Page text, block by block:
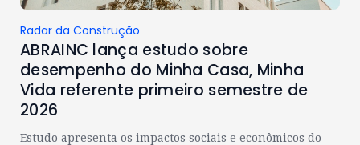
Radar da Construção
ABRAINC lança estudo sobre
desempenho do Minha Casa, Minha
Vida referente primeiro semestre de
2026
Estudo apresenta os impactos sociais e econômicos do